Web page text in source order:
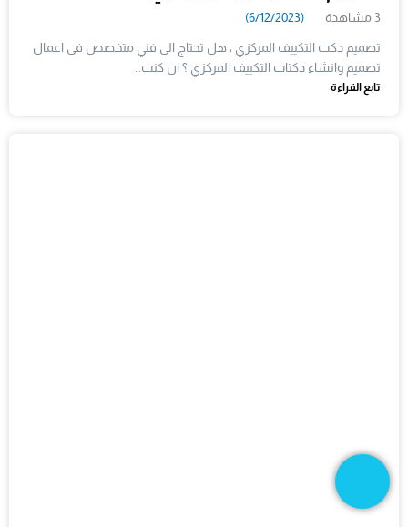
3 مشاهدة (6/12/2023)
تصميم دكت التكييف المركزي ، هل تحتاج الى فني متخصص فى اعمال
تصميم وانشاء دكتات التكييف المركزي ؟ ان كنت…
تابع القراءة